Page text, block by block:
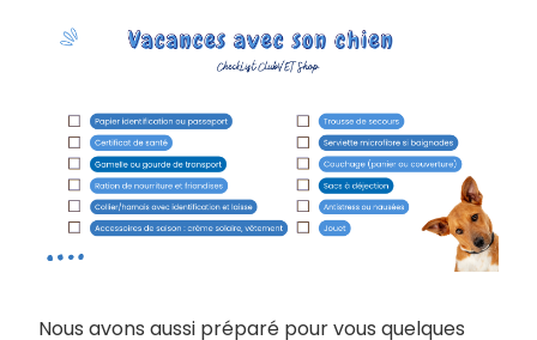
Nous avons aussi préparé pour vous quelques